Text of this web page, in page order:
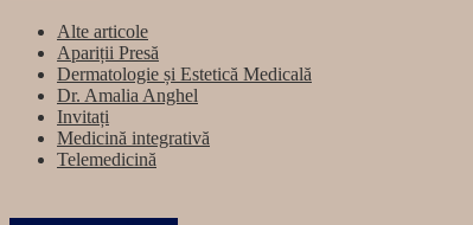
Alte articole
Apariții Presă
Dermatologie și Estetică Medicală
Dr. Amalia Anghel
Invitați
Medicină integrativă
Telemedicină